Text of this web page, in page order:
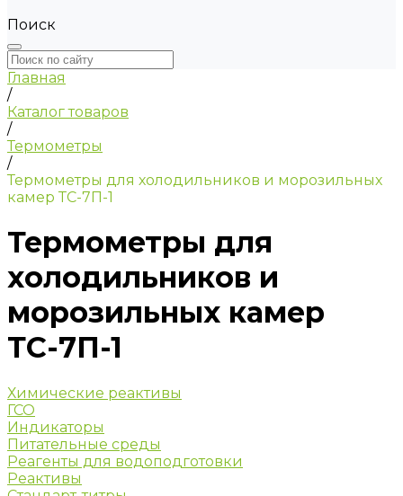
Поиск
Главная
/
Каталог товаров
/
Термометры
/
Термометры для холодильников и морозильных
камер ТС-7П-1
Термометры для
холодильников и
морозильных камер
ТС-7П-1
Химические реактивы
ГСО
Индикаторы
Питательные среды
Реагенты для водоподготовки
Реактивы